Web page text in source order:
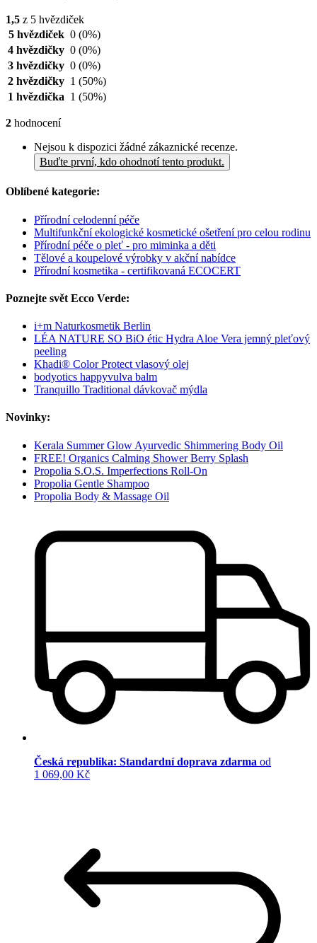
1,5 z 5 hvězdiček
5 hvězdiček 0 (0%)
4 hvězdičky 0 (0%)
3 hvězdičky 0 (0%)
2 hvězdičky 1 (50%)
1 hvězdička 1 (50%)
2 hodnocení
Nejsou k dispozici žádné zákaznické recenze.
Buďte první, kdo ohodnotí tento produkt.
Oblíbené kategorie:
Přírodní celodenní péče
Multifunkční ekologické kosmetické ošetření pro celou rodinu
Přírodní péče o pleť - pro miminka a děti
Tělové a koupelové výrobky v akční nabídce
Přírodní kosmetika - certifikovaná ECOCERT
Poznejte svět Ecco Verde:
i+m Naturkosmetik Berlin
LÉA NATURE SO BiO étic Hydra Aloe Vera jemný pleťový
peeling
Khadi® Color Protect vlasový olej
bodyotics happyvulva balm
Tranquillo Traditional dávkovač mýdla
Novinky:
Kerala Summer Glow Ayurvedic Shimmering Body Oil
FREE! Organics Calming Shower Berry Splash
Propolia S.O.S. Imperfections Roll-On
Propolia Gentle Shampoo
Propolia Body & Massage Oil
Česká republika: Standardní doprava zdarma od
1 069,00 Kč